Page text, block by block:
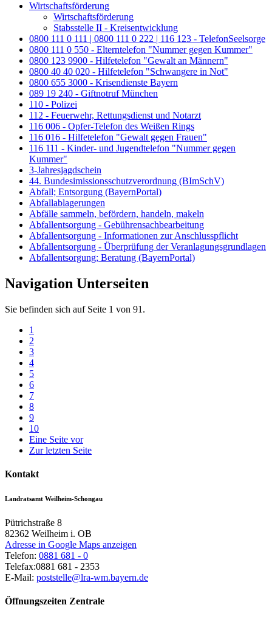
Wirtschaftsförderung
Wirtschaftsförderung
Stabsstelle II - Kreisentwicklung
0800 111 0 111 | 0800 111 0 222 | 116 123 - TelefonSeelsorge
0800 111 0 550 - Elterntelefon "Nummer gegen Kummer"
0800 123 9900 - Hilfetelefon "Gewalt an Männern"
0800 40 40 020 - Hilfetelefon "Schwangere in Not"
0800 655 3000 - Krisendienste Bayern
089 19 240 - Giftnotruf München
110 - Polizei
112 - Feuerwehr, Rettungsdienst und Notarzt
116 006 - Opfer-Telefon des Weißen Rings
116 016 - Hilfetelefon "Gewalt gegen Frauen"
116 111 - Kinder- und Jugendtelefon "Nummer gegen
Kummer"
3-Jahresjagdschein
44. Bundesimissionsschutzverordnung (BImSchV)
Abfall; Entsorgung (BayernPortal)
Abfallablagerungen
Abfälle sammeln, befördern, handeln, makeln
Abfallentsorgung - Gebührensachbearbeitung
Abfallentsorgung - Informationen zur Anschlusspflicht
Abfallentsorgung - Überprüfung der Veranlagungsgrundlagen
Abfallentsorgung; Beratung (BayernPortal)
Navigation Unterseiten
Sie befinden sich auf Seite 1 von 91.
1
2
3
4
5
6
7
8
9
10
Eine Seite vor
Zur letzten Seite
Kontakt
Landratsamt Weilheim-Schongau
Pütrichstraße 8
82362 Weilheim i. OB
Adresse in Google Maps anzeigen
Telefon: 0881 681 - 0
Telefax:0881 681 - 2353
E-Mail: poststelle@lra-wm.bayern.de
Öffnungszeiten Zentrale